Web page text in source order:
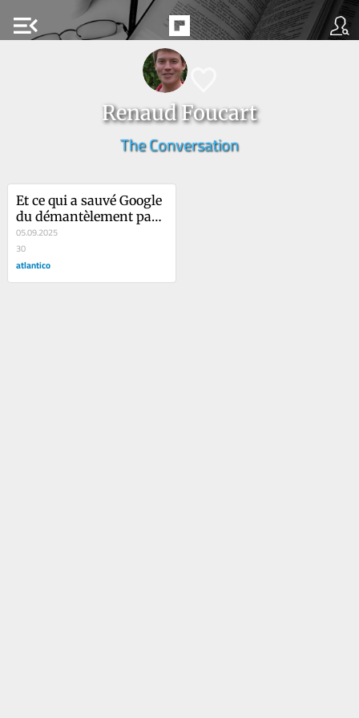
menu_open
Renaud Foucart
The Conversation
Et ce qui a sauvé Google
du démantèlement par
la justice américaine
est… la montée en
puissance de l’IA
05.09.2025
30
atlantico